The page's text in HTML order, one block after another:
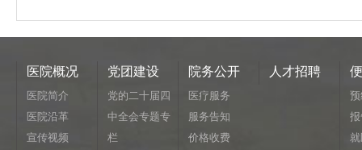
医院概况
医院简介
医院沿革
宣传视频
党团建设
党的二十届四
中全会专题专
栏
院务公开
医疗服务
服务告知
价格收费
人才招聘